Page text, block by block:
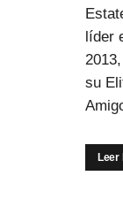
líder
su
Leer